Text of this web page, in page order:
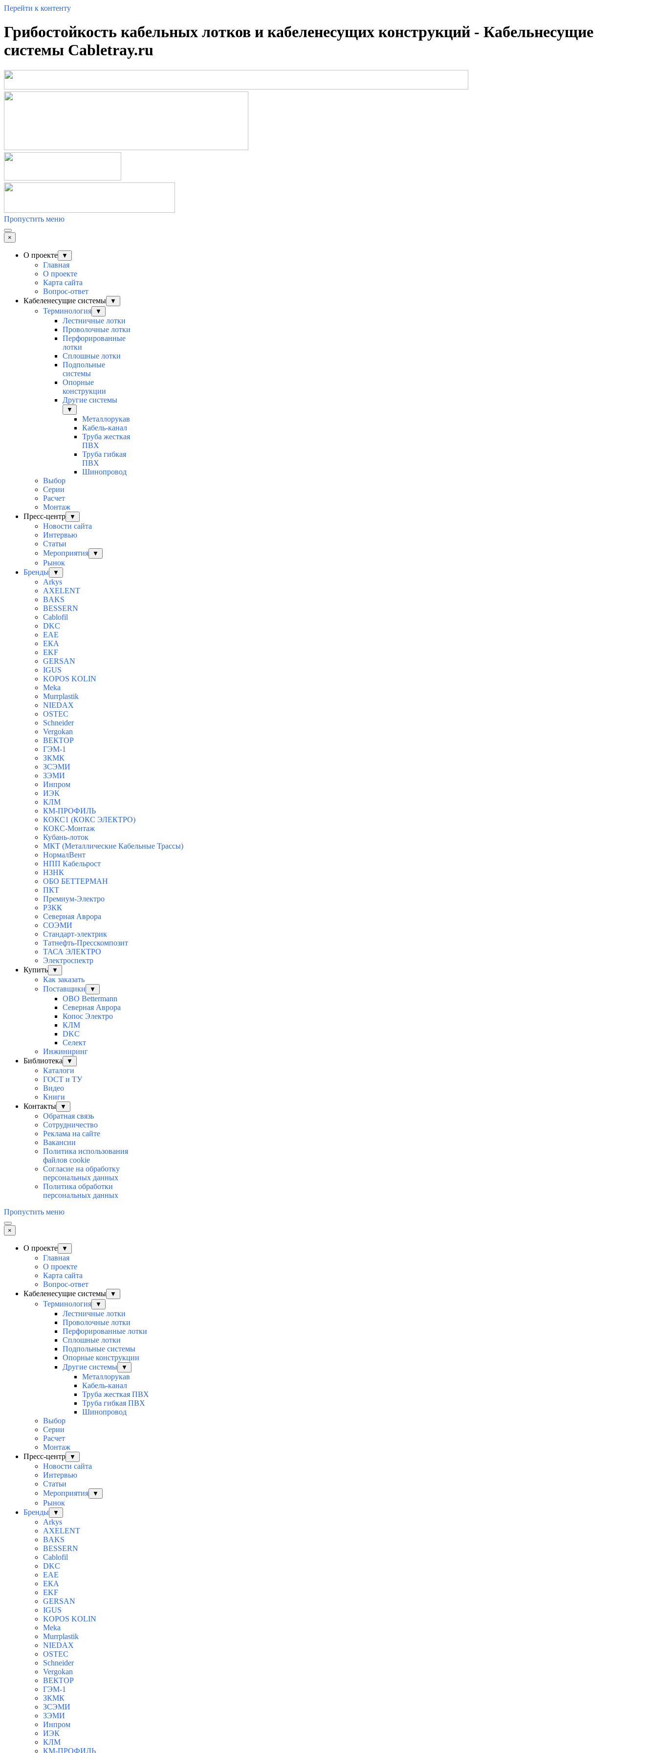
Перейти к контенту
Грибостойкость кабельных лотков и кабеленесущих конструкций - Кабельнесущие
системы Cabletray.ru
Пропустить меню
×
О проекте ▼
Главная
О проекте
Карта сайта
Вопрос-ответ
Кабеленесущие системы
▼
Терминология ▼
Лестничные лотки
Проволочные лотки
Перфорированные
лотки
Сплошные лотки
Подпольные
системы
Опорные
конструкции
Другие системы
▼
Металлорукав
Кабель-канал
Труба жесткая
ПВХ
Труба гибкая
ПВХ
Шинопровод
Выбор
Серии
Расчет
Монтаж
Пресс-центр
▼
Новости сайта
Интервью
Статьи
Мероприятия
▼
Рынок
Бренды
▼
Arkys
AXELENT
BAKS
BESSERN
Cablofil
DKC
EAE
ЕКА
EKF
GERSAN
IGUS
KOPOS KOLIN
Meka
Murrplastik
NIEDAX
OSTEC
Schneider
Vergokan
ВЕКТОР
ГЭМ-1
ЗКМК
ЗСЭМИ
ЗЭМИ
Инпром
ИЭК
КЛМ
КМ-ПРОФИЛЬ
КОКС1 (КОКС ЭЛЕКТРО)
КОКС-Монтаж
Кубань-лоток
МКТ (Металлические Кабельные Трассы)
НормалВент
НПП Кабельрост
НЗНК
ОБО БЕТТЕРМАН
ПКТ
Премиум-Электро
РЗКК
Северная Аврора
СОЭМИ
Стандарт-электрик
Татнефть-Пресскомпозит
ТАСА ЭЛЕКТРО
Электроспектр
Купить
▼
Как заказать
Поставщики
▼
OBO Bettermann
Северная Аврора
Копос Электро
КЛМ
DKC
Селект
Инжиниринг
Библиотека
▼
Каталоги
ГОСТ и ТУ
Видео
Книги
Контакты
▼
Обратная связь
Сотрудничество
Реклама на сайте
Вакансии
Политика использования
файлов cookie
Согласие на обработку
персональных данных
Политика обработки
персональных данных
Пропустить меню
×
О проекте ▼
Главная
О проекте
Карта сайта
Вопрос-ответ
Кабеленесущие системы
▼
Терминология ▼
Лестничные лотки
Проволочные лотки
Перфорированные лотки
Сплошные лотки
Подпольные системы
Опорные конструкции
Другие системы
▼
Металлорукав
Кабель-канал
Труба жесткая ПВХ
Труба гибкая ПВХ
Шинопровод
Выбор
Серии
Расчет
Монтаж
Пресс-центр
▼
Новости сайта
Интервью
Статьи
Мероприятия
▼
Рынок
Бренды
▼
Arkys
AXELENT
BAKS
BESSERN
Cablofil
DKC
EAE
ЕКА
EKF
GERSAN
IGUS
KOPOS KOLIN
Meka
Murrplastik
NIEDAX
OSTEC
Schneider
Vergokan
ВЕКТОР
ГЭМ-1
ЗКМК
ЗСЭМИ
ЗЭМИ
Инпром
ИЭК
КЛМ
КМ-ПРОФИЛЬ